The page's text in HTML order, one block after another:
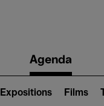
Agenda
Expositions Films